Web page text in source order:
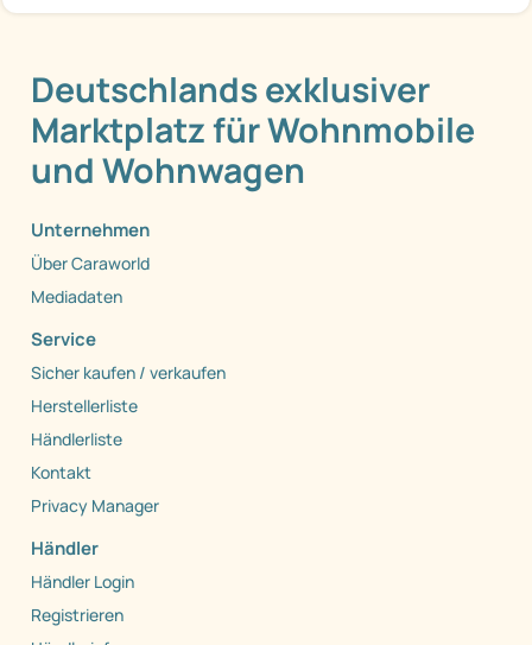
Deutschlands exklusiver
Marktplatz für Wohnmobile
und Wohnwagen
Unternehmen
Über Caraworld
Mediadaten
Service
Sicher kaufen / verkaufen
Herstellerliste
Händlerliste
Kontakt
Privacy Manager
Händler
Händler Login
Registrieren